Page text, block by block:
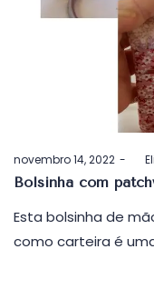
Postado
em
novembro 14, 2022 by
Bolsinha com
Esta bolsinha de
como carteira é